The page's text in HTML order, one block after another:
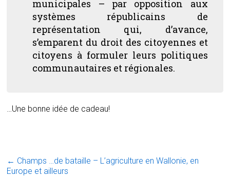
municipales – par opposition aux
systèmes républicains de
représentation qui, d’avance,
s’emparent du droit des citoyennes et
citoyens à formuler leurs politiques
communautaires et régionales.
…Une bonne idée de cadeau!
← Champs …de bataille – L’agriculture en Wallonie, en
Europe et ailleurs